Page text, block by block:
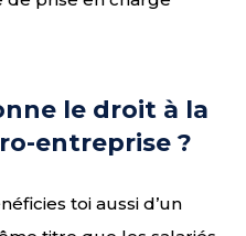
le droit à la
entreprise ?
toi aussi d’un